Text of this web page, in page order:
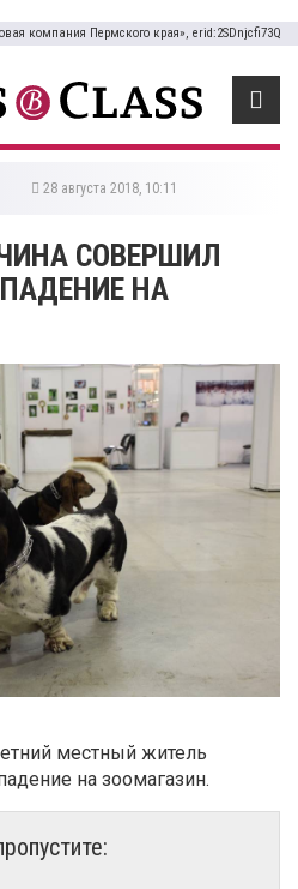
компания Пермского края», erid:2SDnjcfi73Q
28 августа 2018, 10:11
СОВЕРШИЛ
НА
местный житель
на зоомагазин.